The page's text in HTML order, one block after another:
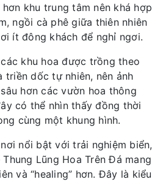
khu trung tâm nên khá hợp
ngồi cà phê giữa thiên nhiên
ít đông khách để nghỉ ngơi.
khu hoa được trồng theo
triền dốc tự nhiên, nên ảnh
hơn các vườn hoa thông
có thể nhìn thấy đồng thời
cùng một khung hình.
nổi bật với trải nghiệm biển,
Lũng Hoa Trên Đá mang
và “healing” hơn. Đây là kiểu